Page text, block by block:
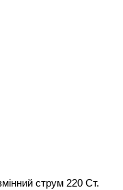
струм 220 Ст.